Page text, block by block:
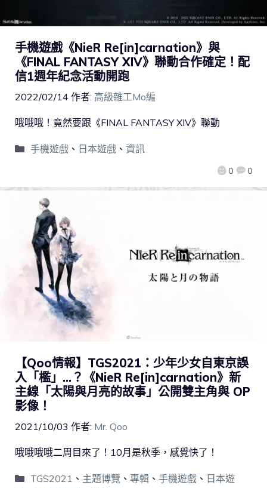
手機遊戲《NieR Re[in]carnation》與
《FINAL FANTASY XIV》聯動合作確定！配
信1週年紀念活動開跑
2022/02/14 作者: 高級雜工Mo編
0 0
哦哦哦！竟然要跟《FINAL FANTASY XIV》聯動
手機遊戲、 日本遊戲、 資訊
【Qoo情報】TGS2021：少年少女自東京誤
入「檻」…？《NieR Re[in]carnation》新
主線「太陽與月亮的故事」公開雙主角與 OP
影像！
2021/10/03 作者: Mr. Qoo
哦哦哦哦二周目來了！10月是秋季，感覺快了！
TGS2021 、 主題博覽 、 專輯、 手機遊戲、 日本遊